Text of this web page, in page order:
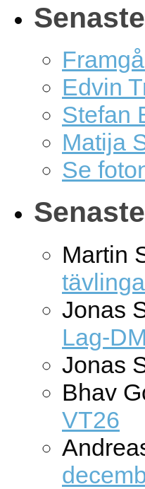
Edvin
Stefan
Matija
Se
Martin
Jonas
Lag-DM
Jonas
Bhav
VT26